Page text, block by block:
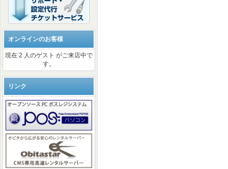
オンラインのお客様
現在 2 人のゲスト がご来店中で
す。
リンク